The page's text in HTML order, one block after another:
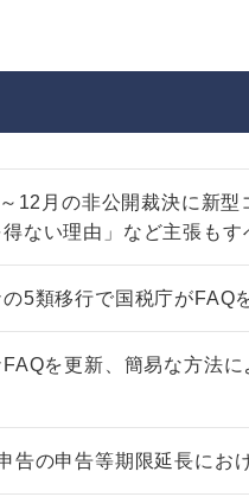
12月の非公開裁決に新
ない理由」など主張も
5類移行で国税庁がFAQ
を更新、簡易な方法
告の申告等期限延長にお